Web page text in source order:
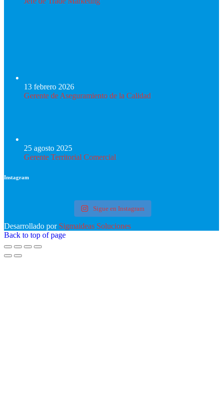
13 febrero 2026
Gerente de Aseguramiento de la Calidad
25 agosto 2025
Gerente Territorial Comercial
Instagram
Sigue en Instagram
Desarrollado por Sigmaideas Soluciones
Back to top of page